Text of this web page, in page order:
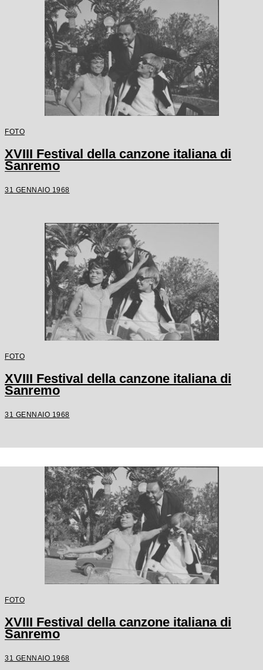
FOTO
XVIII Festival della canzone italiana di
Sanremo
31 GENNAIO 1968
FOTO
XVIII Festival della canzone italiana di
Sanremo
31 GENNAIO 1968
FOTO
XVIII Festival della canzone italiana di
Sanremo
31 GENNAIO 1968